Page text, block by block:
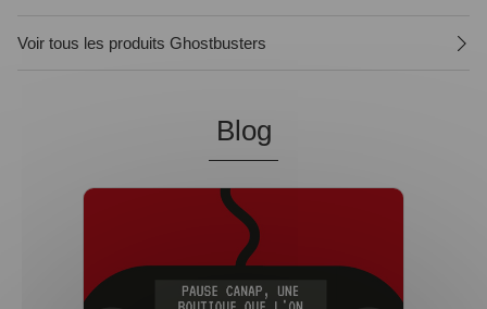
Voir tous les produits Ghostbusters
Blog